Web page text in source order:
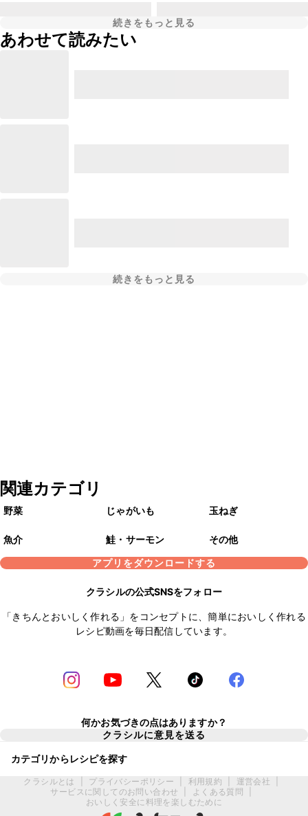
続きをもっと見る
あわせて読みたい
続きをもっと見る
関連カテゴリ
野菜 じゃがいも 玉ねぎ
魚介 鮭・サーモン
その他
アプリをダウンロードする
クラシルの公式SNSをフォロー
「きちんとおいしく作れる」をコンセプトに、簡単においしく作れる
レシピ動画を毎日配信しています。
何かお気づきの点はありますか？
クラシルに意見を送る
カテゴリからレシピを探す
クラシルとは プライバシーポリシー 利用規約 運営会社
サービスに関してのお問い合わせ
よくある質問
おいしく安全に料理を楽しむために